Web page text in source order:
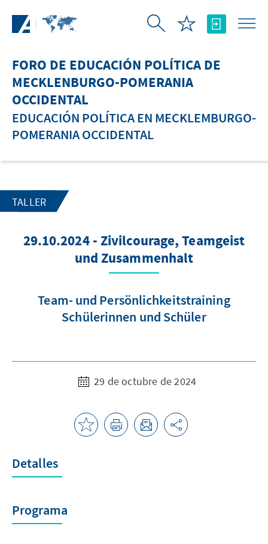
FORO DE EDUCACIÓN POLÍTICA DE
MECKLENBURGO-POMERANIA
OCCIDENTAL
EDUCACIÓN POLÍTICA EN MECKLEMBURGO-
POMERANIA OCCIDENTAL
TALLER
29.10.2024 - Zivilcourage, Teamgeist
und Zusammenhalt
Team- und Persönlichkeitstraining
Schülerinnen und Schüler
29 de octubre de 2024
Detalles
Programa